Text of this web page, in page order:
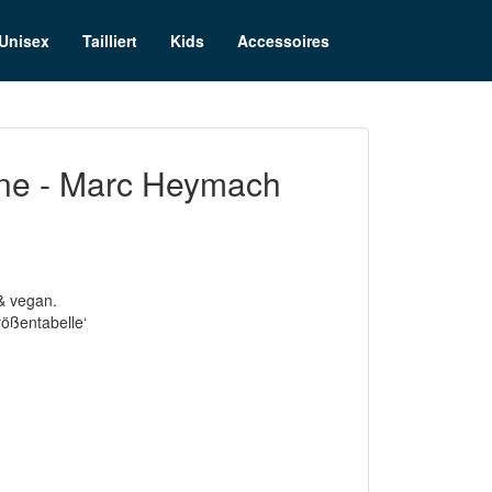
Unisex Tailliert Kids Accessoires
- Marc Heymach
vegan.